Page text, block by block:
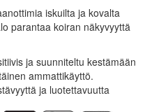
iskuilta ja kovalta
parantaa koiran näkyvyyttä
ja suunniteltu kestämään
ammattikäyttö.
ja luotettavuutta